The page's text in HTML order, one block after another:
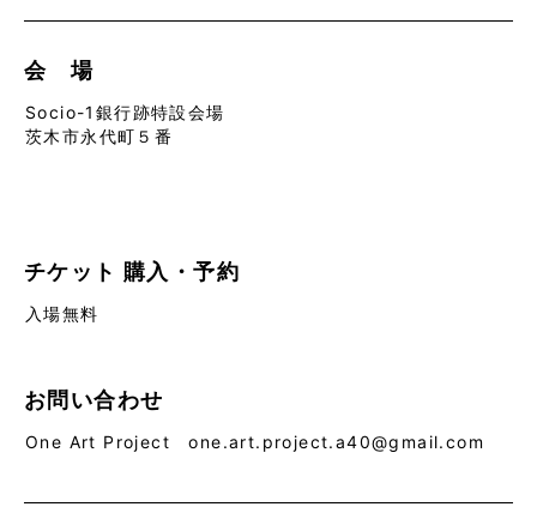
会 場
Socio-1銀行跡特設会場
茨木市永代町５番
チケット 購入・予約
入場無料
お問い合わせ
One Art Project one.art.project.a40@gmail.com